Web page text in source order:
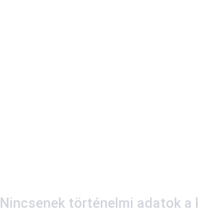
Nincsenek történelmi adatok